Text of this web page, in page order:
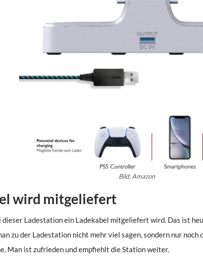
Bild: Amazon
wird mitgeliefert
dieser Ladestation ein Ladekabel mitgeliefert wird. Das ist
zu der Ladestation nicht mehr viel sagen, sondern nur noch
Man ist zufrieden und empfiehlt die Station weiter.